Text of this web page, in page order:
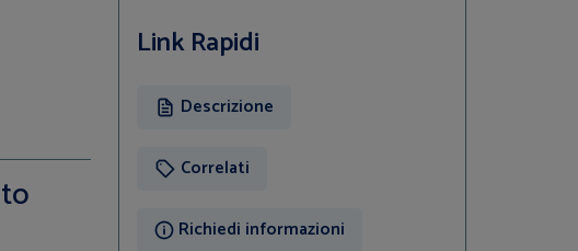
Link Rapidi
Descrizione
Correlati
Richiedi informazioni